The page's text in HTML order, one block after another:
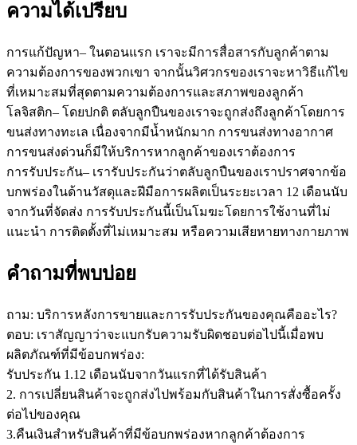
ความได้เปรียบ
การแก้ปัญหา– ในตอนแรก เราจะมีการสื่อสารกับลูกค้าตาม
ความต้องการของพวกเขา จากนั้นวิศวกรของเราจะหาวิธีแก้ไข
ที่เหมาะสมที่สุดตามความต้องการและสภาพของลูกค้า
โลจิสติก– โดยปกติ ตลับลูกปืนของเราจะถูกส่งถึงลูกค้าโดยการ
ขนส่งทางทะเล เนื่องจากมีน้ำหนักมาก การขนส่งทางอากาศ
การขนส่งด่วนก็มีให้บริการหากลูกค้าของเราต้องการ
การรับประกัน– เรารับประกันว่าตลับลูกปืนของเราปราศจากข้อ
บกพร่องในด้านวัสดุและฝีมือการผลิตเป็นระยะเวลา 12 เดือนนับ
จากวันที่จัดส่ง การรับประกันนี้เป็นโมฆะโดยการใช้งานที่ไม่
แนะนำ การติดตั้งที่ไม่เหมาะสม หรือความเสียหายทางกายภาพ
คำถามที่พบบ่อย
ถาม: บริการหลังการขายและการรับประกันของคุณคืออะไร?
ตอบ: เราสัญญาว่าจะแบกรับความรับผิดชอบต่อไปนี้เมื่อพบ
ผลิตภัณฑ์ที่มีข้อบกพร่อง:
รับประกัน 1.12 เดือนนับจากวันแรกที่ได้รับสินค้า
2. การเปลี่ยนสินค้าจะถูกส่งไปพร้อมกับสินค้าในการสั่งซื้อครั้ง
ต่อไปของคุณ
3.คืนเงินสำหรับสินค้าที่มีข้อบกพร่องหากลูกค้าต้องการ